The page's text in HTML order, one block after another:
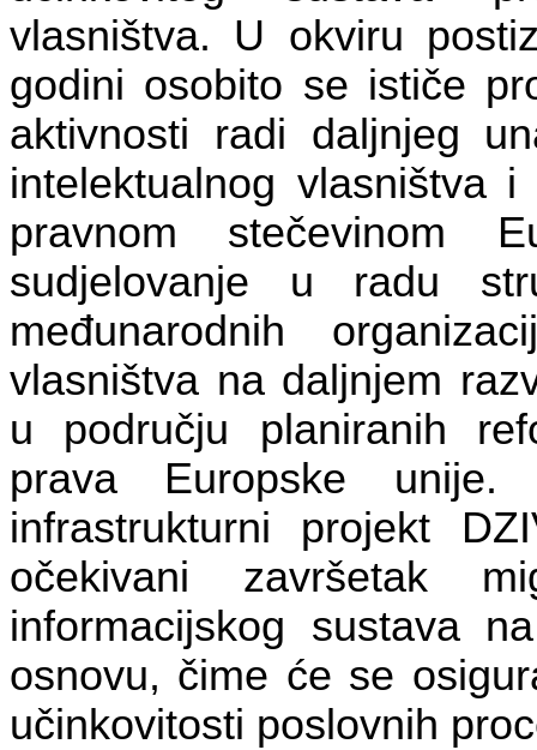
vlasništva. U okviru
godini osobito se ističe
aktivnosti radi daljnjeg
intelektualnog vlasništva
pravnom stečevinom
sudjelovanje u radu
međunarodnih
vlasništva na daljnjem
u području planiranih
prava Europske
infrastrukturni projekt
očekivani završetak
informacijskog sustava
osnovu, čime će se
učinkovitosti poslovnih